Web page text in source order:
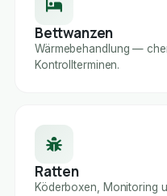
Bettwanzen
Wärmebehandlung —
Kontrollterminen.
Ratten
Köderboxen, Monitoring